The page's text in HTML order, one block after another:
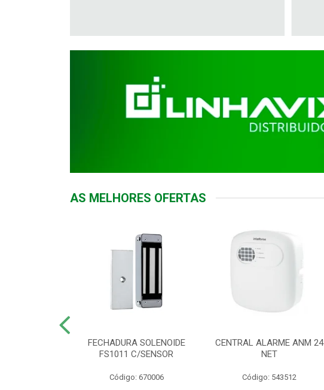
AS MELHORES OFERTAS
FECHADURA SOLENOIDE
FS1011 C/SENSOR
Código: 670006
CENTRAL ALARME ANM 24
NET
Código: 543512